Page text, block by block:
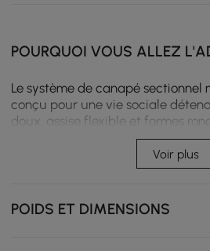
POURQUOI VOUS ALLEZ
Le système de canapé sectionnel
conçu pour une vie sociale
doux, assise flexible et formes
les intérieurs modernes.
La conception modulaire
La silhouette incurvée crée un
Voir plus
POIDS ET DIMENSIONS